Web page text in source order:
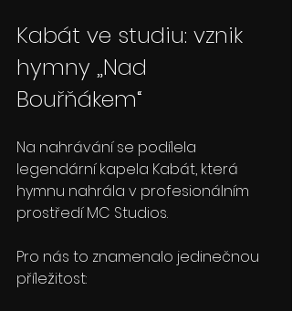
Kabát ve studiu: vznik
hymny „Nad
Bouřňákem“
Na nahrávání se podílela
legendární kapela Kabát, která
hymnu nahrála v profesionálním
prostředí MC Studios.
Pro nás to znamenalo jedinečnou
příležitost: